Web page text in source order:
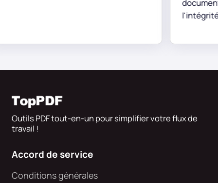
documents
l'intégrité
Outils PDF tout-en-un pour simplifier votre flux de
travail !
Accord de service
Conditions générales